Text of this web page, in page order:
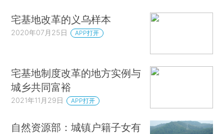
宅基地改革的义乌样本
2020年07月25日 APP打开
宅基地制度改革的地方实例与
城乡共同富裕
2021年11月29日 APP打开
自然资源部：城镇户籍子女有